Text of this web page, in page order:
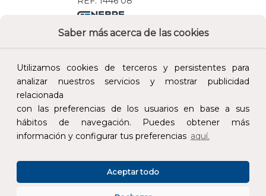
Saber más acerca de las cookies
Utilizamos cookies de terceros y persistentes para
analizar nuestros servicios y mostrar publicidad
relacionada
con las preferencias de los usuarios en base a sus
hábitos de navegación. Puedes obtener más
información y configurar tus preferencias aquí.
Aceptar todo
Añade al carrito y sigue el proceso de
1.092,51 €
AÑADIR AL CARRITO
REF:1450 08